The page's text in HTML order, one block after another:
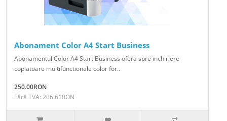
Abonament Color A4 Start Business
Abonamentul Color A4 Start Business ofera spre inchiriere
copiatoare multifunctionale color for..
250.00RON
Fără TVA: 206.61RON